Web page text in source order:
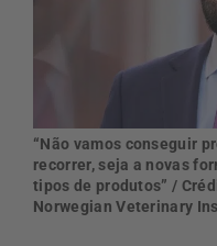
“Não vamos conseguir
recorrer, seja a novas
tipos de produtos” /
Norwegian Veterinary